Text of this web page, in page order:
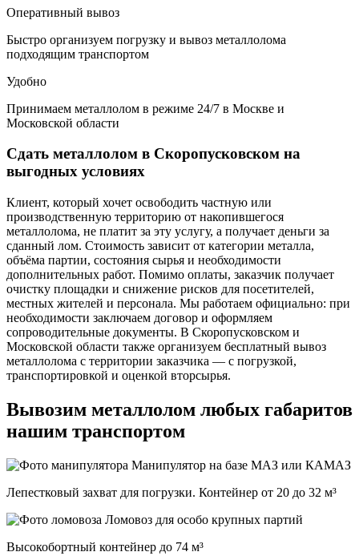
Оперативный вывоз
Быстро организуем погрузку и вывоз металлолома
подходящим транспортом
Удобно
Принимаем металлолом в режиме 24/7 в Москве и
Московской области
Сдать металлолом в Скоропусковском на
выгодных условиях
Клиент, который хочет освободить частную или
производственную территорию от накопившегося
металлолома, не платит за эту услугу, а получает деньги за
сданный лом. Стоимость зависит от категории металла,
объёма партии, состояния сырья и необходимости
дополнительных работ. Помимо оплаты, заказчик получает
очистку площадки и снижение рисков для посетителей,
местных жителей и персонала. Мы работаем официально: при
необходимости заключаем договор и оформляем
сопроводительные документы. В Скоропусковском и
Московской области также организуем бесплатный вывоз
металлолома с территории заказчика — с погрузкой,
транспортировкой и оценкой вторсырья.
Вывозим металлолом любых габаритов
нашим транспортом
Манипулятор на базе МАЗ или КАМАЗ
Лепестковый захват для погрузки. Контейнер от 20 до 32 м³
Ломовоз для особо крупных партий
Высокобортный контейнер до 74 м³